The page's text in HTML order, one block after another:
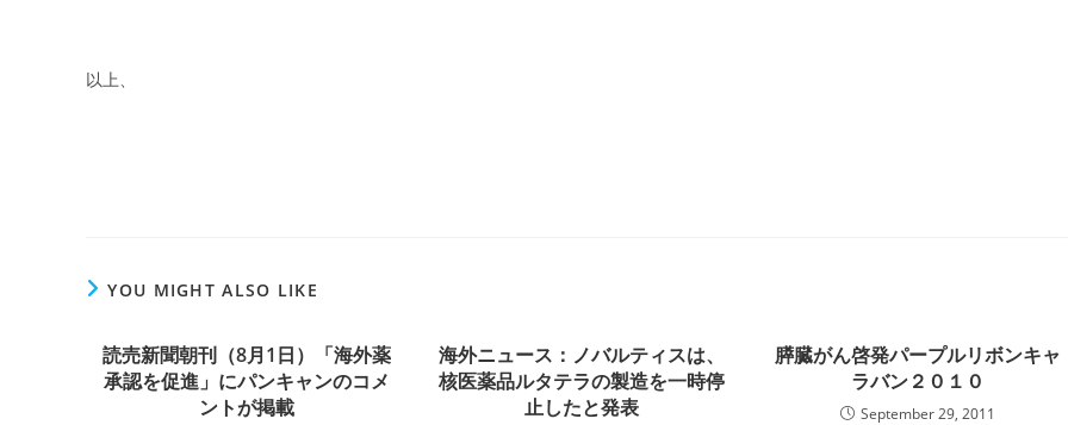
以上、
YOU MIGHT ALSO LIKE
読売新聞朝刊（8月1日）「海外薬
承認を促進」にパンキャンのコメ
ントが掲載
海外ニュース：ノバルティスは、
核医薬品ルタテラの製造を一時停
止したと発表
膵臓がん啓発パープルリボンキャ
ラバン２０１０
September 29, 2011